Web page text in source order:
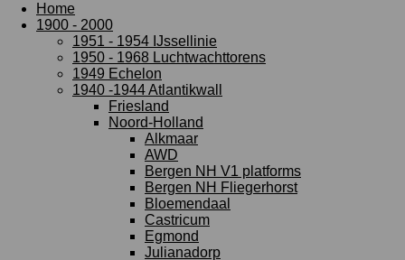
Home
1900 - 2000
1951 - 1954 IJssellinie
1950 - 1968 Luchtwachttorens
1949 Echelon
1940 -1944 Atlantikwall
Friesland
Noord-Holland
Alkmaar
AWD
Bergen NH V1 platforms
Bergen NH Fliegerhorst
Bloemendaal
Castricum
Egmond
Julianadorp